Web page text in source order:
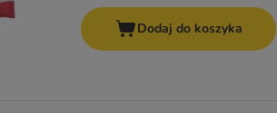
Dodaj do koszyka